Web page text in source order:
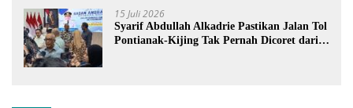
15 Juli 2026
Syarif Abdullah Alkadrie Pastikan Jalan Tol
Pontianak-Kijing Tak Pernah Dicoret dari